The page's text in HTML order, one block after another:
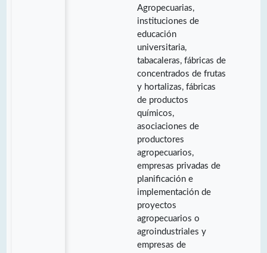
Agropecuarias,
instituciones de
educación
universitaria,
tabacaleras, fábricas de
concentrados de frutas
y hortalizas, fábricas
de productos
químicos,
asociaciones de
productores
agropecuarios,
empresas privadas de
planificación e
implementación de
proyectos
agropecuarios o
agroindustriales y
empresas de